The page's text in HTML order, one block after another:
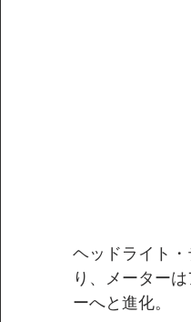
ヘッドライト
り、メーター
ーへと進化。